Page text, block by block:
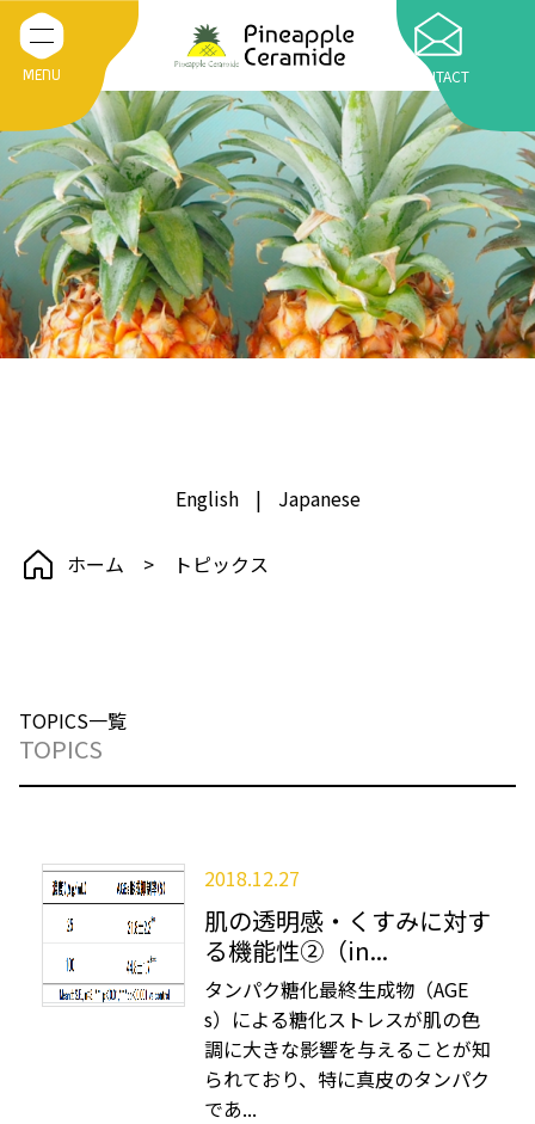
MENU CONTACT
ホーム
研究会概要
パイナップルのお話
パイナップルセラミドの機能性
お問い合わせ
English
Japanese
ホーム トピックス
TOPICS一覧
TOPICS
2018.12.27
肌の透明感・くすみに対す
る機能性②（in...
タンパク糖化最終生成物（AGE
s）による糖化ストレスが肌の色
調に大きな影響を与えることが知
られており、特に真皮のタンパク
であ...